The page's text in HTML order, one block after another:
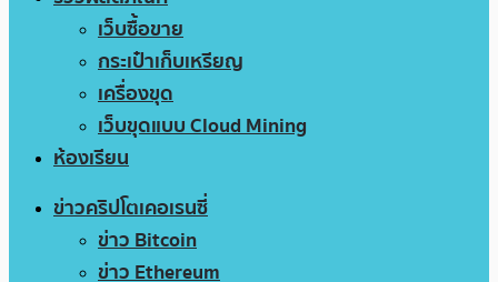
เว็บซื้อขาย
กระเป๋าเก็บเหรียญ
เครื่องขุด
เว็บขุดแบบ Cloud Mining
ห้องเรียน
ข่าวคริปโตเคอเรนซี่
ข่าว Bitcoin
ข่าว Ethereum